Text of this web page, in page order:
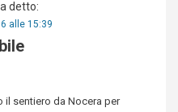
detto:
alle 15:39
sentiero da Nocera per